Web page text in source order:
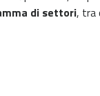
di settori, tra